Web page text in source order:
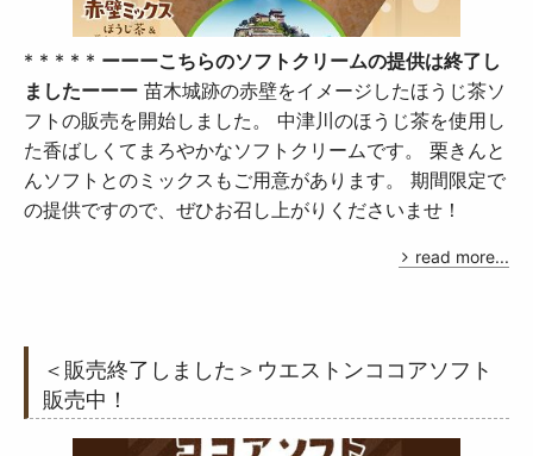
* * * * * ーーーこちらのソフトクリームの提供は終了し
ましたーーー 苗木城跡の赤壁をイメージしたほうじ茶ソ
フトの販売を開始しました。 中津川のほうじ茶を使用し
た香ばしくてまろやかなソフトクリームです。 栗きんと
んソフトとのミックスもご用意があります。 期間限定で
の提供ですので、ぜひお召し上がりくださいませ！
read more...
＜販売終了しました＞ウエストンココアソフト
販売中！